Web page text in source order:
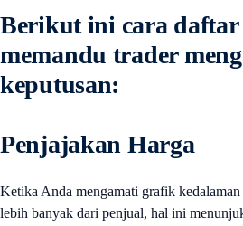
Berikut ini cara daftar
memandu trader
keputusan:
Penjajakan Harga
Ketika Anda mengamati grafik
lebih banyak dari penjual, hal ini